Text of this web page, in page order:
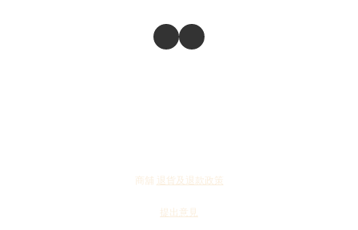
商舖 退貨及退款政策
提出意見